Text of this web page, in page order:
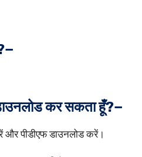
डाउनलोड कर सकता हूँ?−
और पीडीएफ डाउनलोड करें।